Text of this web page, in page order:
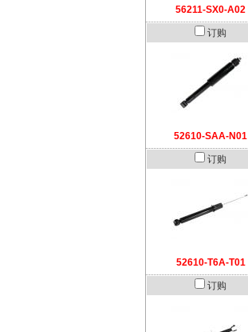
56211-SX0-A02
订购
52610-SAA-N01
订购
52610-T6A-T01
订购